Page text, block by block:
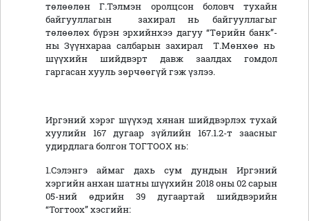
төлөөлөн Г.Тэлмэн оролцсон боловч тухайн
байгууллагын захирал нь байгууллагыг
төлөөлөх бүрэн эрхийнхээ дагуу “Төрийн банк”-
ны Зүүнхараа салбарын захирал Т.Мөнхөө нь
шүүхийн шийдвэрт давж заалдах гомдол
гаргасан хууль зөрчөөгүй гэж үзлээ.
Иргэний хэрэг шүүхэд хянан шийдвэрлэх тухай
хуулийн 167 дугаар зүйлийн 167.1.2-т заасныг
удирдлага болгон ТОГТООХ нь:
1.Сэлэнгэ аймаг дахь сум дундын Иргэний
хэргийн анхан шатны шүүхийн 2018 оны 02 сарын
05-ний өдрийн 39 дугаартай шийдвэрийн
“Тогтоох” хэсгийн: